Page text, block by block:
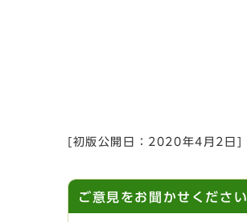
[初版公開日： 2020年4月2日
ご意見をお聞かせください